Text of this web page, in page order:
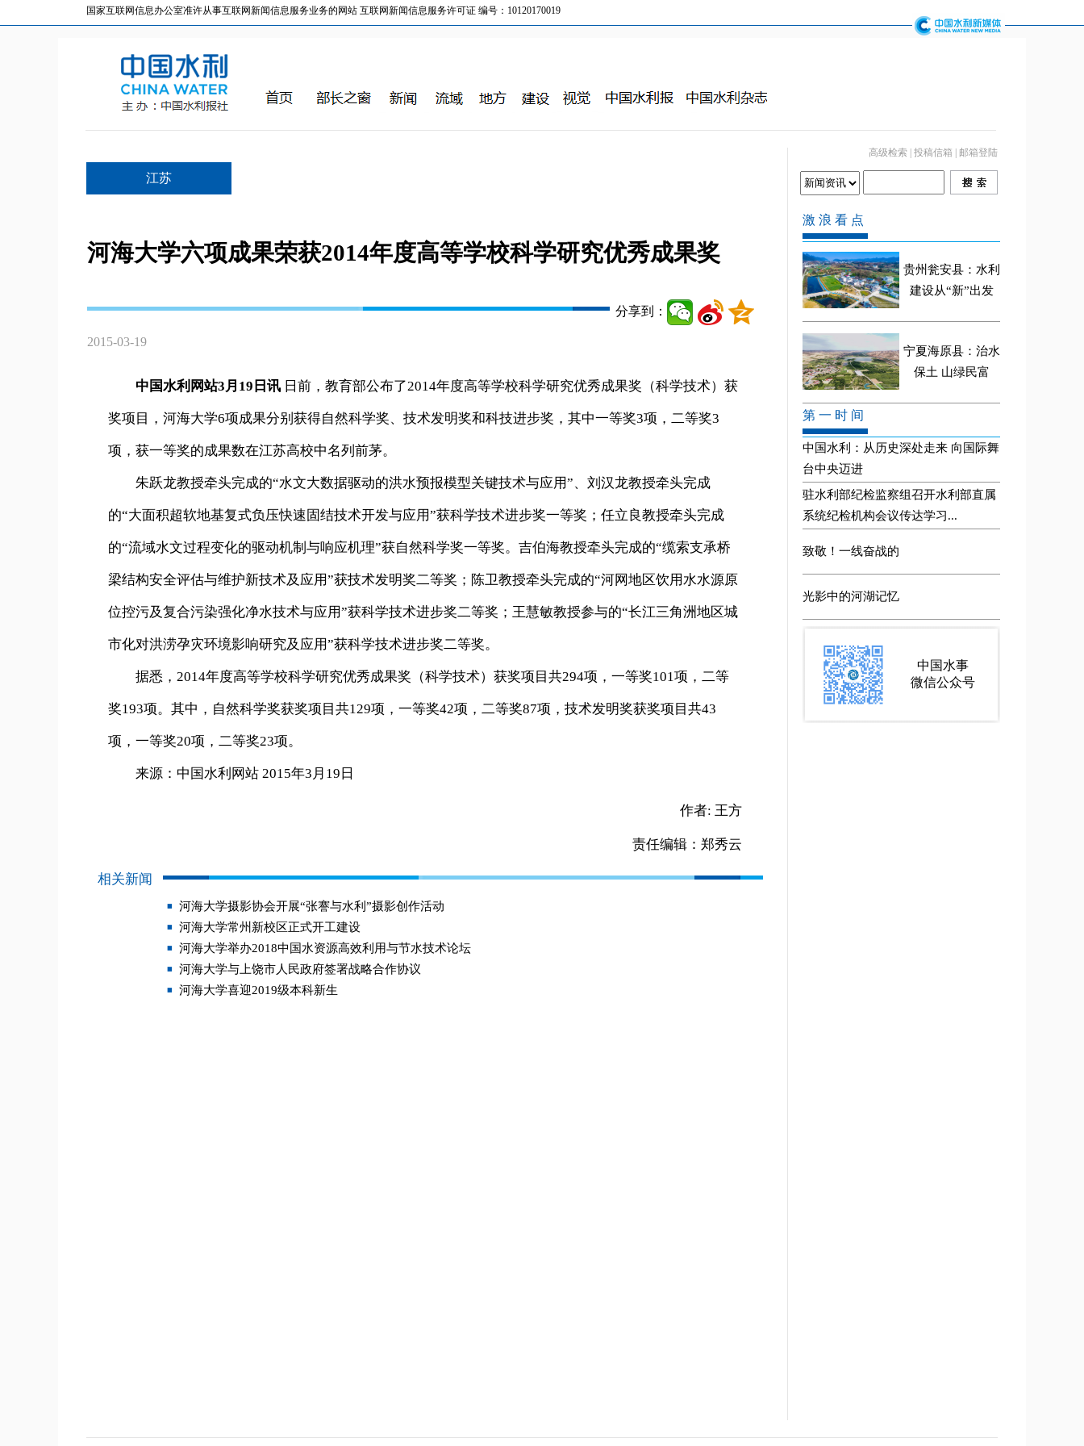
国家互联网信息办公室准许从事互联网新闻信息服务业务的网站 互联网新闻信息服务许可证 编号：10120170019
江苏
高级检索 投稿信箱 邮箱登陆
河海大学六项成果荣获2014年度高等学校科学研究优秀成果奖
分享到：
2015-03-19
中国水利网站3月19日讯 日前，教育部公布了2014年度高等学校科学研究优秀成果奖（科学技术）获
奖项目，河海大学6项成果分别获得自然科学奖、技术发明奖和科技进步奖，其中一等奖3项，二等奖3
项，获一等奖的成果数在江苏高校中名列前茅。
朱跃龙教授牵头完成的“水文大数据驱动的洪水预报模型关键技术与应用”、刘汉龙教授牵头完成
的“大面积超软地基复式负压快速固结技术开发与应用”获科学技术进步奖一等奖；任立良教授牵头完成
的“流域水文过程变化的驱动机制与响应机理”获自然科学奖一等奖。吉伯海教授牵头完成的“缆索支承桥
梁结构安全评估与维护新技术及应用”获技术发明奖二等奖；陈卫教授牵头完成的“河网地区饮用水水源原
位控污及复合污染强化净水技术与应用”获科学技术进步奖二等奖；王慧敏教授参与的“长江三角洲地区城
市化对洪涝孕灾环境影响研究及应用”获科学技术进步奖二等奖。
据悉，2014年度高等学校科学研究优秀成果奖（科学技术）获奖项目共294项，一等奖101项，二等
奖193项。其中，自然科学奖获奖项目共129项，一等奖42项，二等奖87项，技术发明奖获奖项目共43
项，一等奖20项，二等奖23项。
来源：中国水利网站 2015年3月19日
作者: 王方
责任编辑：郑秀云
相关新闻
河海大学摄影协会开展“张謇与水利”摄影创作活动
河海大学常州新校区正式开工建设
河海大学举办2018中国水资源高效利用与节水技术论坛
河海大学与上饶市人民政府签署战略合作协议
河海大学喜迎2019级本科新生